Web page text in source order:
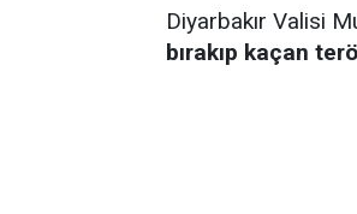
Diyarbakır Valisi
bırakıp kaçan